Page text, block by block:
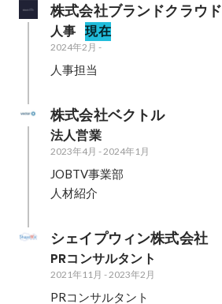
株式会社ブランドクラウド
人事 現在
2024年2月 -
人事担当
株式会社ベクトル
法人営業
2023年4月 -2024年1月
JOBTV事業部
人材紹介
シェイプウィン株式会社
PRコンサルタント
2021年11月 -2023年2月
PRコンサルタント